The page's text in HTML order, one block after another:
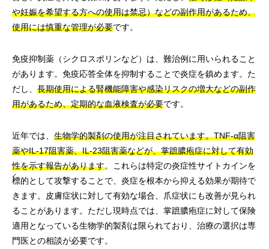
や妊娠を希望する方への使用は禁忌）などの副作用があるため、
使用には慎重な管理が必要です。
免疫抑制薬（シクロスポリンなど）は、難治例に用いられること
があります。免疫応答全体を抑制することで炎症を鎮めます。た
だし、 長期使用による腎機能障害や感染リスクの増大などの副作
用があるため、定期的な血液検査が必要です。
近年では、 生物学的製剤の使用が注目されています。TNF-α阻害
薬やIL-17阻害薬、IL-23阻害薬などが、掌蹠膿疱症に対して有効
性を示す報告があります。これらは特定の炎症性サイトカインを
標的として攻撃することで、炎症を根本から抑える効果が期待で
きます。皮膚症状に対して有効な場合、爪症状にも改善が見られ
ることがあります。ただし現時点では、掌蹠膿疱症に対して保険
適用となっている生物学的製剤は限られており、治療の選択は専
門医との相談が必要です。